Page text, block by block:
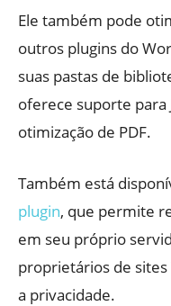
Ele também pode
outros plugins do
suas pastas de
oferece suporte para
otimização de PDF.
Também está
plugin, que permite
em seu próprio
proprietários de
a privacidade.